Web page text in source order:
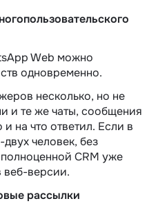
Web можно
одновременно.
несколько, но не
и те же чаты, сообщения
и на что ответил. Если в
человек, без
CRM уже
веб-версии.
рассылки